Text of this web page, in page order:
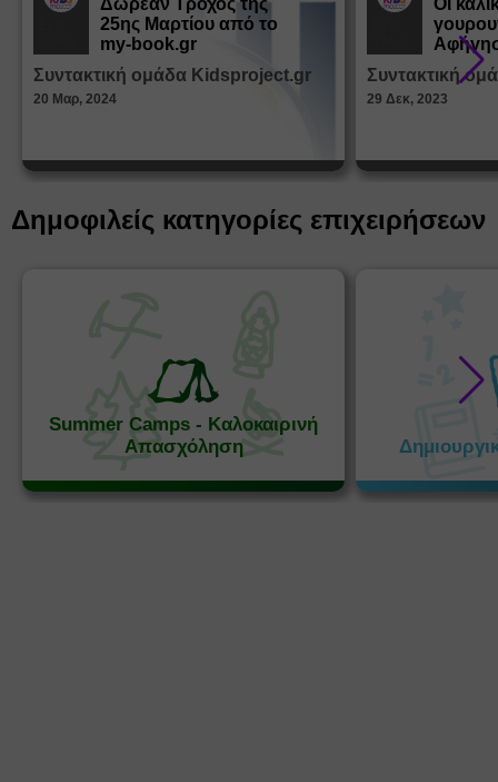
25ης Μαρτίου από το
my-book.gr
Συντακτική ομάδα Kidsproject.gr
20 Μαρ, 2024
από τα
Συντακτική
29 Δεκ, 2023
Δημοφιλείς κατηγορίες επιχειρήσεων
Summer Camps - Καλοκαιρινή
Απασχόληση